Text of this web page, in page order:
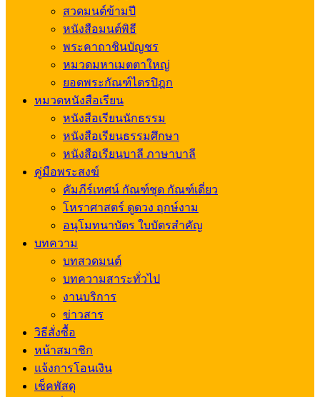
สวดมนต์ข้ามปี
หนังสือมนต์พิธี
พระคาถาชินบัญชร
หมวดมหาเมตตาใหญ่
ยอดพระกัณฑ์ไตรปิฎก
หมวดหนังสือเรียน
หนังสือเรียนนักธรรม
หนังสือเรียนธรรมศึกษา
หนังสือเรียนบาลี ภาษาบาลี
คู่มือพระสงฆ์
คัมภีร์เทศน์ กัณฑ์ชุด กัณฑ์เดี่ยว
โหราศาสตร์ ดูดวง ฤกษ์งาม
อนุโมทนาบัตร ใบบัตรสำคัญ
บทความ
บทสวดมนต์
บทความสาระทั่วไป
งานบริการ
ข่าวสาร
วิธีสั่งซื้อ
หน้าสมาชิก
แจ้งการโอนเงิน
เช็คพัสดุ